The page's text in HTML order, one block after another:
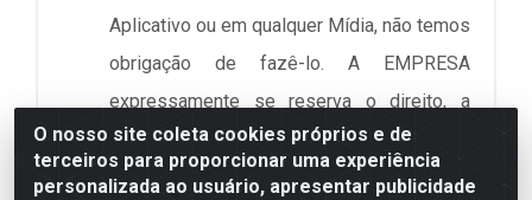
Aplicativo ou em qualquer Mídia, não temos
obrigação de fazê-lo. A EMPRESA
expressamente se reserva o direito, a
critério próprio e exclusivo, sem
necessidade de nenhuma justificativa, de
O nosso site coleta cookies próprios e de
terceiros para proporcionar uma experiência
personalizada ao usuário, apresentar publicidade